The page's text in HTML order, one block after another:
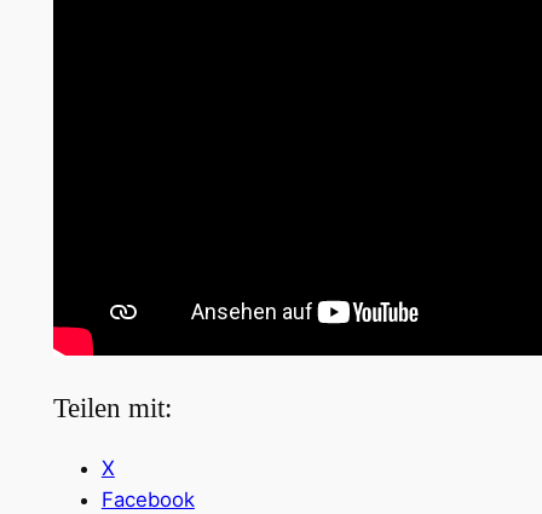
Teilen mit:
X
Facebook